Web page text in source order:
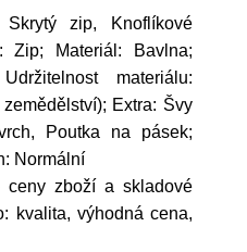
zip, Knoflíkové
Zip; Materiál: Bavlna;
materiálu:
Extra: Švy
Poutka na pásek;
Normální
ceny zboží a skladové
kvalita, výhodná cena,